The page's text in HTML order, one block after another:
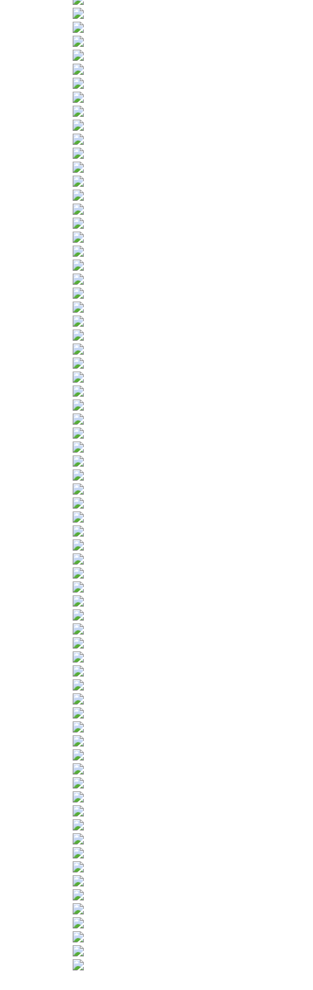
Sportangebot
Ergebnisse
Jugendschutz
Datenschutz
Mitgliedsantrag